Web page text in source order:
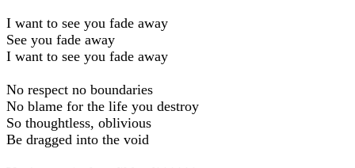
I want to see you fade away
See you fade away
I want to see you fade away
No respect no boundaries
No blame for the life you destroy
So thoughtless, oblivious
Be dragged into the void